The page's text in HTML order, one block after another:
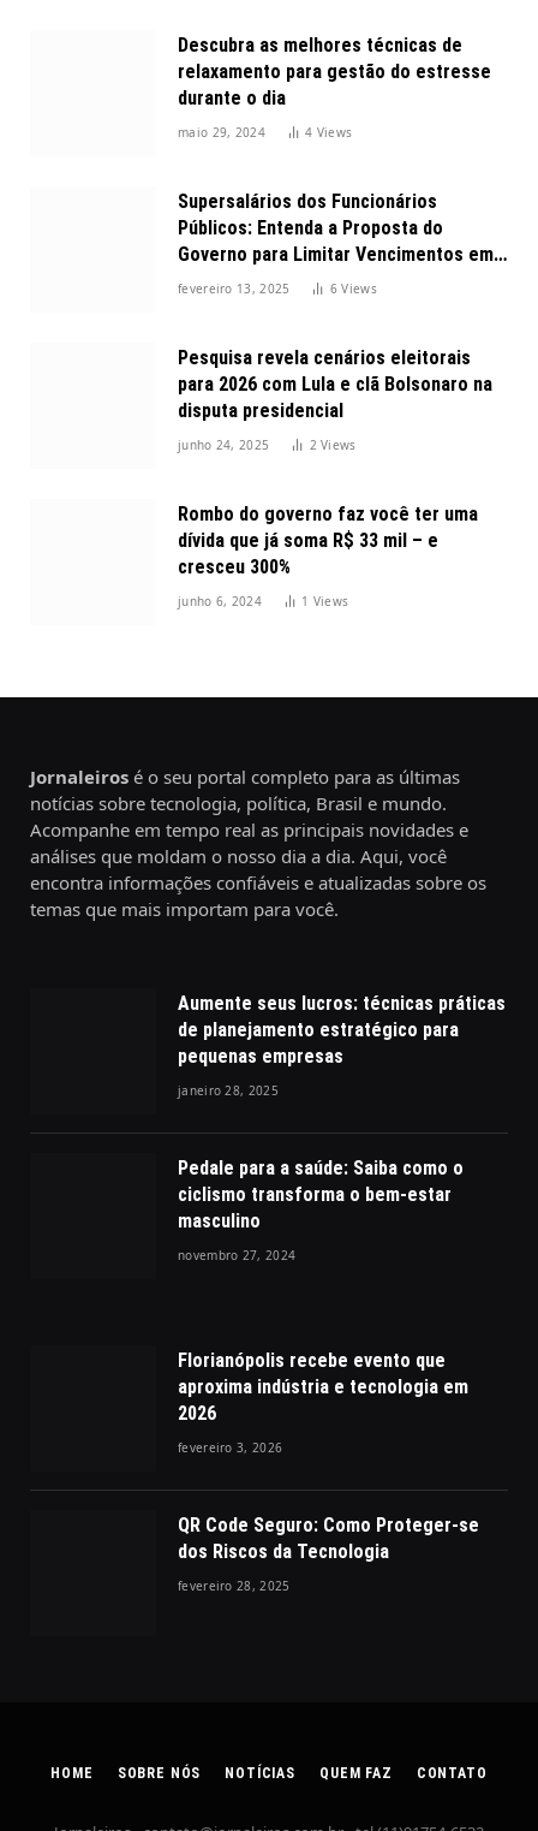
Descubra as melhores técnicas de
relaxamento para gestão do estresse
durante o dia
maio 29, 2024 4 Views
Supersalários dos Funcionários
Públicos: Entenda a Proposta do
Governo para Limitar Vencimentos em
2025
fevereiro 13, 2025 6Views
Pesquisa revela cenários eleitorais
para 2026 com Lula e clã Bolsonaro na
disputa presidencial
junho 24, 2025 2Views
Rombo do governo faz você ter uma
dívida que já soma R$ 33 mil – e
cresceu 300%
junho 6, 2024 1 Views
Jornaleiros é o seu portal completo para as últimas
notícias sobre tecnologia, política, Brasil e mundo.
Acompanhe em tempo real as principais novidades e
análises que moldam o nosso dia a dia. Aqui, você
encontra informações confiáveis e atualizadas sobre os
temas que mais importam para você.
Aumente seus lucros: técnicas práticas
de planejamento estratégico para
pequenas empresas
janeiro 28, 2025
Pedale para a saúde: Saiba como o
ciclismo transforma o bem-estar
masculino
novembro 27, 2024
Florianópolis recebe evento que
aproxima indústria e tecnologia em
2026
fevereiro 3, 2026
QR Code Seguro: Como Proteger-se
dos Riscos da Tecnologia
fevereiro 28, 2025
HOME SOBRE NÓS NOTÍCIAS QUEM FAZ CONTATO